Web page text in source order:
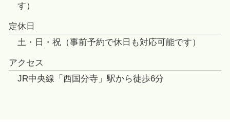
す）
定休日
土・日・祝（事前予約で休日も対応可能です）
アクセス
JR中央線「西国分寺」駅から徒歩6分